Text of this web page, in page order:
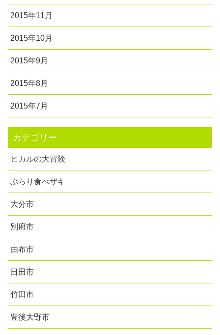
2015年11月
2015年10月
2015年9月
2015年8月
2015年7月
カテゴリー
ヒカルの大冒険
ぶらり食べザキ
大分市
別府市
由布市
日田市
竹田市
豊後大野市